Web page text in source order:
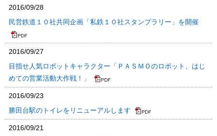
2016/09/28
民営鉄道１０社共同企画「私鉄１０社スタンプラリー」を開催
2016/09/27
目指せ人気ロボットキャラクター「ＰＡＳＭＯのロボット、はじ
めての営業活動大作戦！」
2016/09/23
勝田台駅のトイレをリニューアルします
2016/09/21